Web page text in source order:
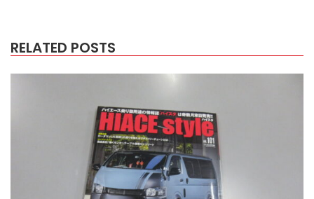
RELATED POSTS